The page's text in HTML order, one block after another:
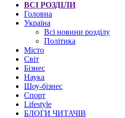
ВСІ РОЗДІЛИ
Головна
Україна
Всі новини розділу
Політика
Місто
Світ
Бізнес
Наука
Шоу-бізнес
Спорт
Lifestyle
БЛОГИ ЧИТАЧІВ